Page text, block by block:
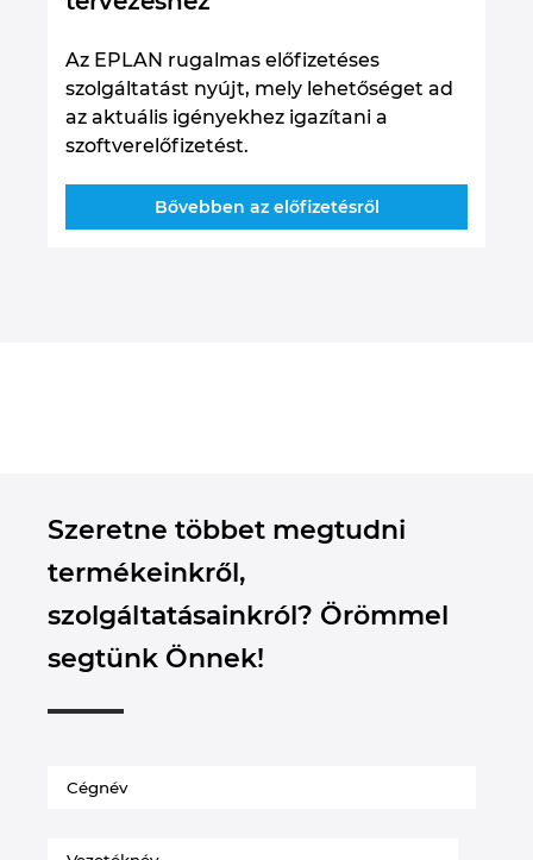
Az EPLAN rugalmas előfizetéses
szolgáltatást nyújt, mely lehetőséget ad
az aktuális igényekhez igazítani a
szoftverelőfizetést.
Bővebben az előfizetésről
Szeretne többet megtudni
termékeinkről,
szolgáltatásainkról? Örömmel
segtünk Önnek!